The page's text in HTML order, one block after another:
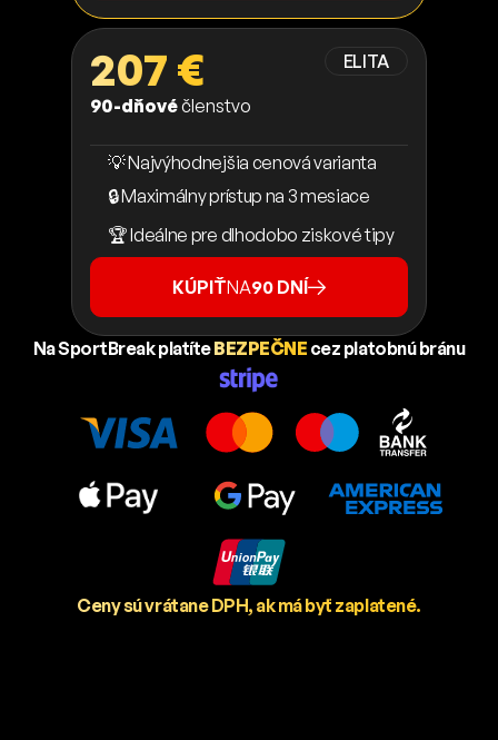
ELITA
207 €
90-dňovéčlenstvo
💡 Najvýhodnejšia cenová varianta
🔒 Maximálny prístup na 3 mesiace
🏆 Ideálne pre dlhodobo ziskové tipy
KÚPIŤNA90 DNÍ
Na SportBreak platíteBEZPEČNE cez platobnú bránu
Ceny sú vrátane DPH, ak má byť zaplatené.